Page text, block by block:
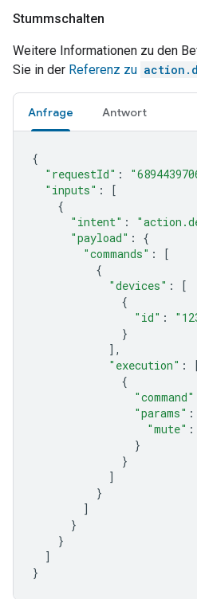
Stummschalten
Weitere Informationen zu den
Sie in der Referenz zu
Anfrage Antwort
{
"requestId" :
"inputs" :
[
{
"intent" :
"payload" :
{
"commands" :
[
{
"devices" :
[
{
"id" :
}
],
"execution" :
{
"command"
"params" :
"mute" :
}
}
]
}
]
}
}
]
}